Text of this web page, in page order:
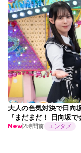
大人の色気対決で日向
『まだまだ！ 日向坂
New2時間前 エンタメ